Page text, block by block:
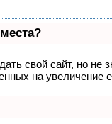
свой сайт, но не
на увеличение